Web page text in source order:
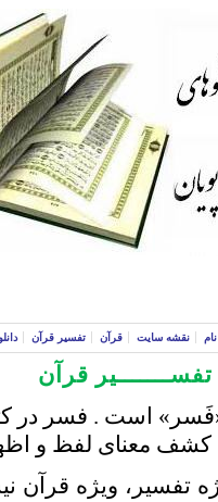
نقشه سایت قرآن تفسیر قرآن
تفســـــــیر قرآن
است . فسر در
معنای لفظ و اظهار
واژه تفسیر، ویژه